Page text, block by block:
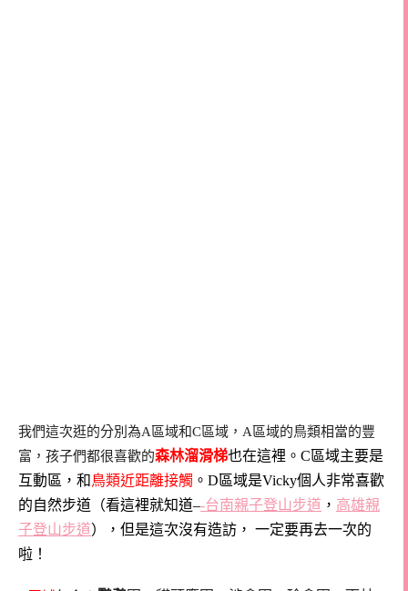
我們這次逛的分別為A區域和C區域，A區域的鳥類相當的豐
富，孩子們都很喜歡的森林溜滑梯也在這裡。C區域主要是
互動區，和 鳥類近距離接觸 。D區域是Vicky個人非常喜歡
的自然步道（看這裡就知道–-台南親子登山步道 ， 高雄親
子登山步道），但是這次沒有造訪， 一定要再去一次的
啦！